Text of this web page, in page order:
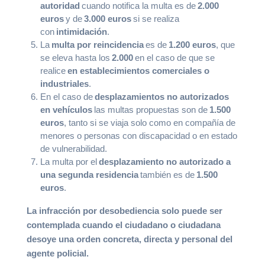
autoridad cuando notifica la multa es de2.000
eurosy de3.000 eurossi se realiza
con intimidación.
Lamulta por reincidenciaes de 1.200 euros, que
se eleva hasta los 2.000en el caso de que se
realiceen establecimientos comerciales o
industriales.
En el caso dedesplazamientos no autorizados
en vehículoslas multas propuestas son de 1.500
euros, tanto si se viaja solo como en compañía de
menores o personas con discapacidad o en estado
de vulnerabilidad.
La multa por eldesplazamiento no autorizado a
una segunda residenciatambién es de 1.500
euros.
La infracción por desobediencia solo puede ser
contemplada cuando el ciudadano o ciudadana
desoye una orden concreta, directa y personal del
agente policial.